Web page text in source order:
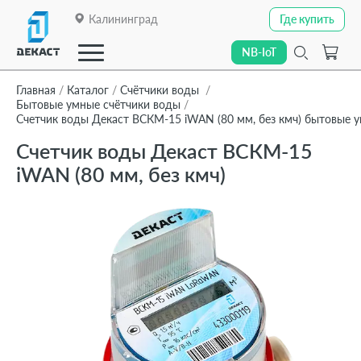
Калининград
Где купить
Где купить
NB-IoT
NB-IoT
О компании
Линейки приборов
Отраслевые решения
Технологии передачи данных
О компании
Линейки приборов
Отраслевые решения
Технологии передачи данных
Главная Каталог
Счётчики воды
Бытовые умные счётчики воды
Счетчик воды Декаст ВСКМ-15 iWAN (80 мм, без кмч) бытовые
Счетчик воды Декаст ВСКМ-15
iWAN (80 мм, без кмч)